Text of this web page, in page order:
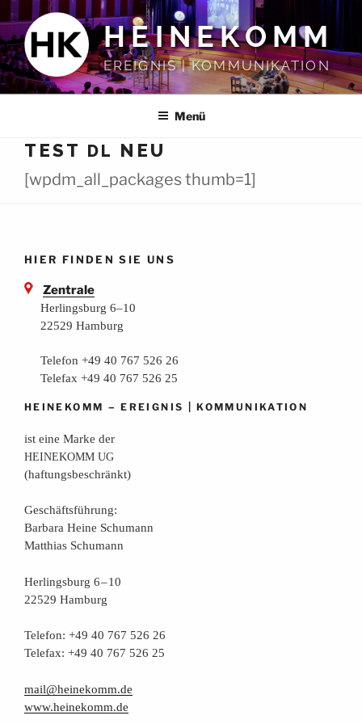
Inhalt
springen
HEINEKOMM
EREIGNIS | KOMMUNIKATION
Menü
TEST DL NEU
[wpdm_all_packages thumb=1]
HIER FINDEN SIE UNS
Zentrale
Herlingsburg 6–10
22529 Hamburg
Telefon +49 40 767 526 26
Telefax +49 40 767 526 25
HEINEKOMM –EREIGNIS |KOMMUNIKATION
ist eine Mar­ke der
HEINEKOMM UG
(haf­tungs­be­schränkt)
Geschäfts­füh­rung:
Bar­ba­ra Hei­ne Schumann
Mat­thi­as Schumann
Her­lings­burg 6 – 10
22529 Hamburg
Tele­fon: +49 40 767 526 26
Tele­fax: +49 40 767 526 25
mail@heinekomm.de
www.heinekomm.de